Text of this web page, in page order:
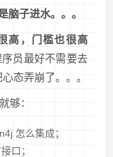
脑子进水。。。
高，门槛也很高
员最好不需要去
态弄崩了。。。
够：
怎么集成；
口；